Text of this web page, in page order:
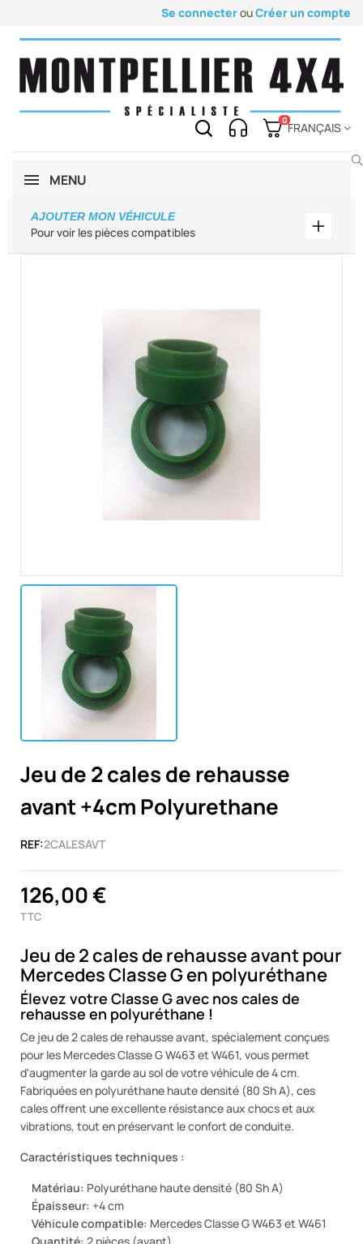
Se connecterouCréer un compte
0
FRANÇAIS
MENU
Pour voir les pièces compatibles
AJOUTER MON VÉHICULE
Jeu de 2 cales de rehausse
avant +4cm Polyurethane
REF:2CALESAVT
126,00 €
TTC
Jeu de 2 cales de rehausse avant pour
Mercedes Classe G en polyuréthane
Élevez votre Classe G avec nos cales de
rehausse en polyuréthane !
Ce jeu de 2 cales de rehausse avant, spécialement conçues
pour les Mercedes Classe G W463 et W461, vous permet
d'augmenter la garde au sol de votre véhicule de 4 cm.
Fabriquées en polyuréthane haute densité (80 Sh A), ces
cales offrent une excellente résistance aux chocs et aux
vibrations, tout en préservant le confort de conduite.
Caractéristiques techniques :
Matériau: Polyuréthane haute densité (80 Sh A)
Épaisseur: +4 cm
Véhicule compatible: Mercedes Classe G W463 et W461